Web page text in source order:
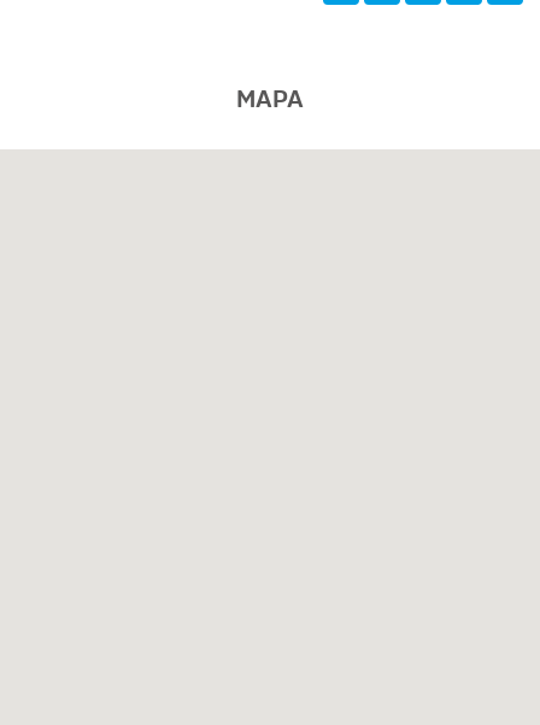
MAPA